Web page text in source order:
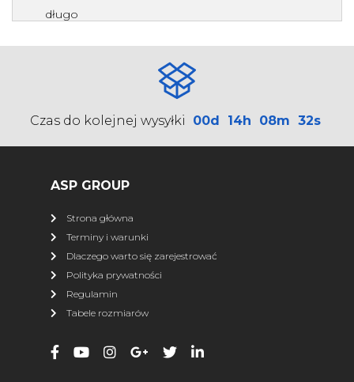
długo
Czas do kolejnej wysyłki 00d 14h 08m 32s
ASP GROUP
Strona główna
Terminy i warunki
Dlaczego warto się zarejestrować
Polityka prywatności
Regulamin
Tabele rozmiarów